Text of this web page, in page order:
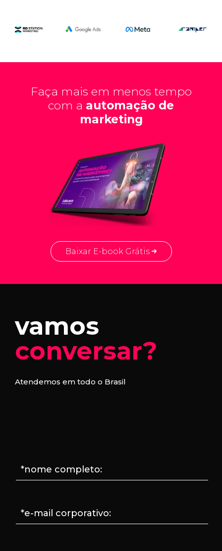
Faça mais em menos tempo
com a automação de
marketing
Baixar E-book Grátis
vamos
conversar?
Atendemos em todo o Brasil
*nome completo:
*e-mail corporativo: